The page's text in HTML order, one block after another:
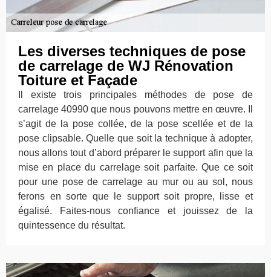
Les diverses techniques de pose
de carrelage de WJ Rénovation
Toiture et Façade
Il existe trois principales méthodes de pose de
carrelage 40990 que nous pouvons mettre en œuvre. Il
s’agit de la pose collée, de la pose scellée et de la
pose clipsable. Quelle que soit la technique à adopter,
nous allons tout d’abord préparer le support afin que la
mise en place du carrelage soit parfaite. Que ce soit
pour une pose de carrelage au mur ou au sol, nous
ferons en sorte que le support soit propre, lisse et
égalisé. Faites-nous confiance et jouissez de la
quintessence du résultat.